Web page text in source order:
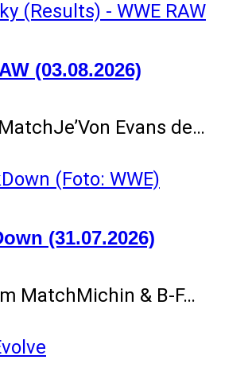
(03.08.2026)
Evans de…
(31.07.2026)
MatchMichin & B-F…